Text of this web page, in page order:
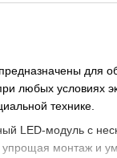
предназначены для
любых условиях
технике.
LED-модуль с
монтаж и